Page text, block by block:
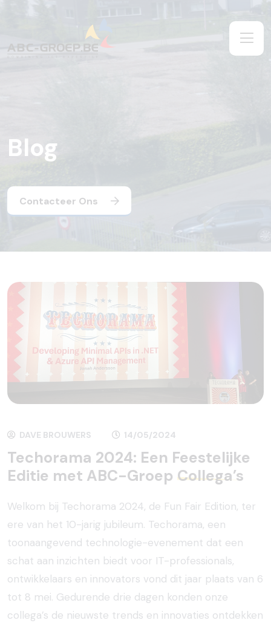
Blog
Contacteer Ons
DAVE BROUWERS 14/05/2024
Techorama 2024: Een Feestelijke
Editie met ABC-Groep Collega’s
Welkom bij Techorama 2024, de Fun Fair Edition, ter
ere van het 10-jarig jubileum. Techorama, een
toonaangevend technologie-evenement dat een
schat aan inzichten biedt voor IT-professionals,
ontwikkelaars en innovators vond dit jaar plaats van 6
tot 8 mei. Gedurende drie dagen konden onze
collega’s de nieuwste trends en innovaties ontdekken